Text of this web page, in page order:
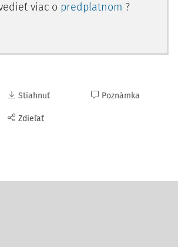
viac o predplatnom ?
Stiahnuť
Zdieľať
Poznámka